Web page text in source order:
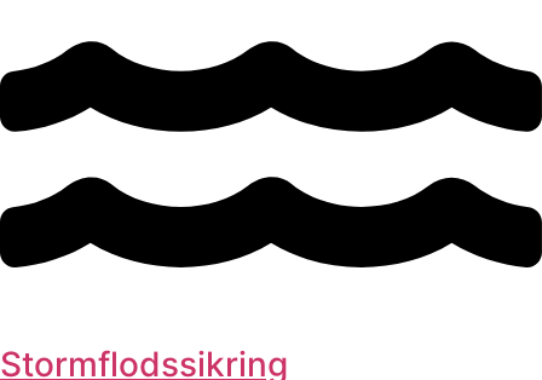
Stormflodssikring